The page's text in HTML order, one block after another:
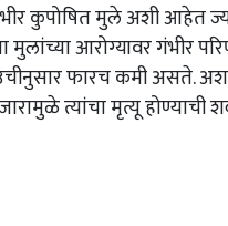
कुपोषित मुले अशी आहेत
मुलांच्या आरोग्यावर गंभीर
फारच कमी असते. अशा
त्यांचा मृत्यू होण्याची